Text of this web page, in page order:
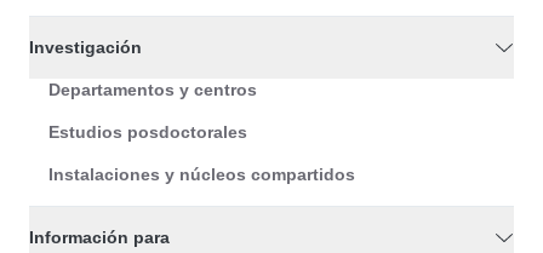
Investigación
Departamentos y centros
Estudios posdoctorales
Instalaciones y núcleos compartidos
Información para